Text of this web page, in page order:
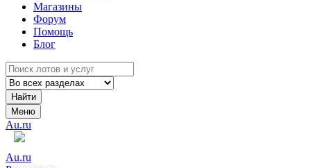
Магазины
Форум
Помощь
Блог
Найти
Меню
Au.ru
Au.ru